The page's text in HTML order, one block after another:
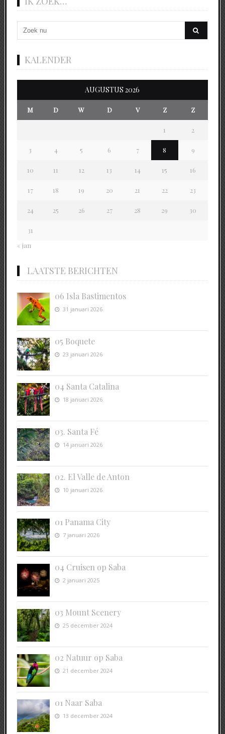
KALENDER
AUGUSTUS 2026
M D W D V Z Z
1 2
3 4 5 6 7 8 9
10 11 12 13 14 15 16
17 18 19 20 21 22 23
24 25 26 27 28 29 30
31
« jan
LAATSTE BERICHTEN
06 Isla Bastimentos
31 januari 2026
05 Boquete
23 januari 2026
04 Santa Catalina
18 januari 2026
03. Santa Fé
14 januari 2026
02. El Valle de Anton
10 januari 2026
01 Panama City
7 januari 2026
04 Cruisen op Saba
2 januari 2025
03 Mount Scenery
25 december 2024
02 Natuur op Saba
21 december 2024
01 Naar Saba
13 december 2024